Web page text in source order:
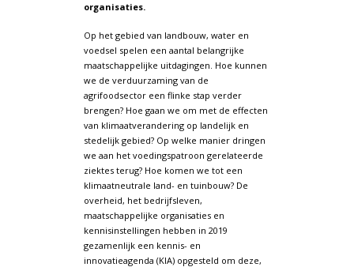
organisaties.
Op het gebied van landbouw, water en
voedsel spelen een aantal belangrijke
maatschappelijke uitdagingen. Hoe kunnen
we de verduurzaming van de
agrifoodsector een flinke stap verder
brengen? Hoe gaan we om met de effecten
van klimaatverandering op landelijk en
stedelijk gebied? Op welke manier dringen
we aan het voedingspatroon gerelateerde
ziektes terug? Hoe komen we tot een
klimaatneutrale land- en tuinbouw? De
overheid, het bedrijfsleven,
maatschappelijke organisaties en
kennisinstellingen hebben in 2019
gezamenlijk een kennis- en
innovatieagenda (KIA) opgesteld om deze,